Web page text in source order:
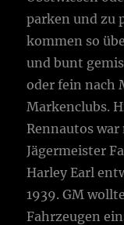
parken und zu
kommen so
und bunt
oder fein nach
Markenclubs.
Rennautos war
Jägermeister
Harley Earl
1939. GM
Fahrzeugen